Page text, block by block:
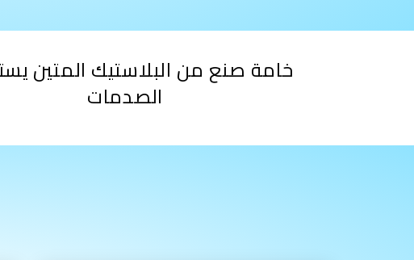
خامة صنع من البلاستيك المتين
الصدمات